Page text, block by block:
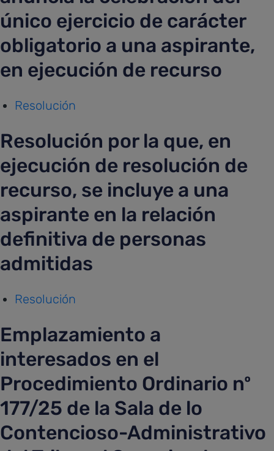
único ejercicio de carácter
obligatorio a una aspirante,
en ejecución de recurso
Resolución
Resolución por la que, en
ejecución de resolución de
recurso, se incluye a una
aspirante en la relación
definitiva de personas
admitidas
Resolución
Emplazamiento a
interesados en el
Procedimiento Ordinario nº
177/25 de la Sala de lo
Contencioso-Administrativo